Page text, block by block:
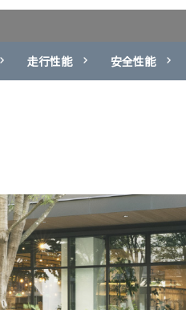
走行性能 安全性能